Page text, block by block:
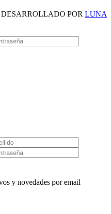
DESARROLLADO POR LUNA
y novedades por email